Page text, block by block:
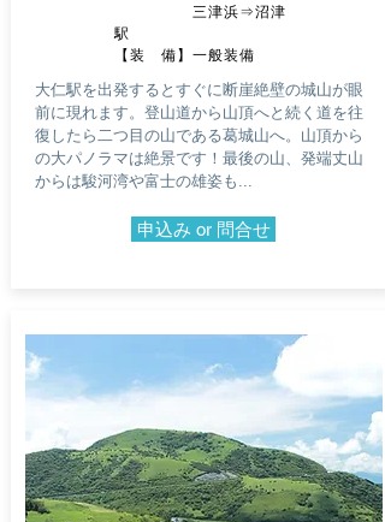
三津浜⇒沼津
駅
​【装 備】一般装備
大仁駅を出発するとすぐに断崖絶壁の城山が眼
前に現れます。登山道から山頂へと続く道を往
復したら二つ目の山である葛城山へ。山頂から
の大パノラマは絶景です！最後の山、発端丈山
からは駿河湾や富士の雄姿も...
申込み or 問合せ